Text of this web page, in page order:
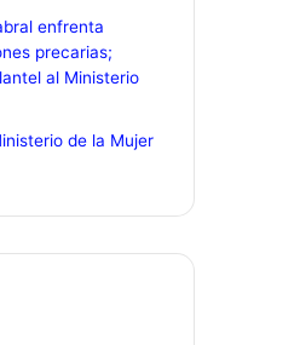
enfrenta
precarias;
al Ministerio
de la Mujer